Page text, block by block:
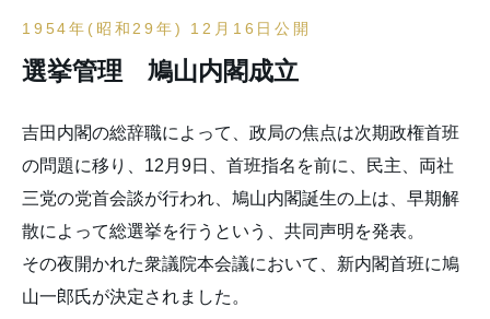
1954年(昭和29年) 12月16日公開
選挙管理 鳩山内閣成立
吉田内閣の総辞職によって、政局の焦点は次期政権首班
の問題に移り、12月9日、首班指名を前に、民主、両社
三党の党首会談が行われ、鳩山内閣誕生の上は、早期解
散によって総選挙を行うという、共同声明を発表。
その夜開かれた衆議院本会議において、新内閣首班に鳩
山一郎氏が決定されました。